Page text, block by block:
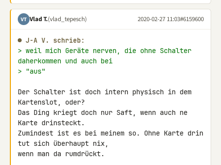
VT Vlad T.(vlad_tepesch) 2020-02-27 11:03#6159600
● J-A V. schrieb:
> weil mich Geräte nerven, die ohne Schalter
daherkommen und auch bei
> "aus"
Der Schalter ist doch intern physisch in dem
Kartenslot, oder?
Das Ding kriegt doch nur Saft, wenn auch ne
Karte drinsteckt.
Zumindest ist es bei meinem so. Ohne Karte drin
tut sich überhaupt nix,
wenn man da rumdrückt.